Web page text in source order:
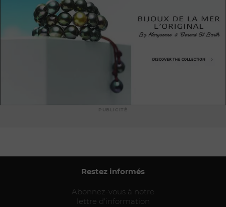
Restez informés
Abonnez-vous à notre
lettre d'information